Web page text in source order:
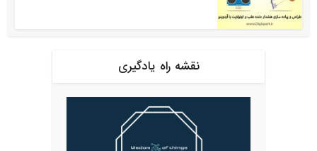
نقشه راه یادگیری